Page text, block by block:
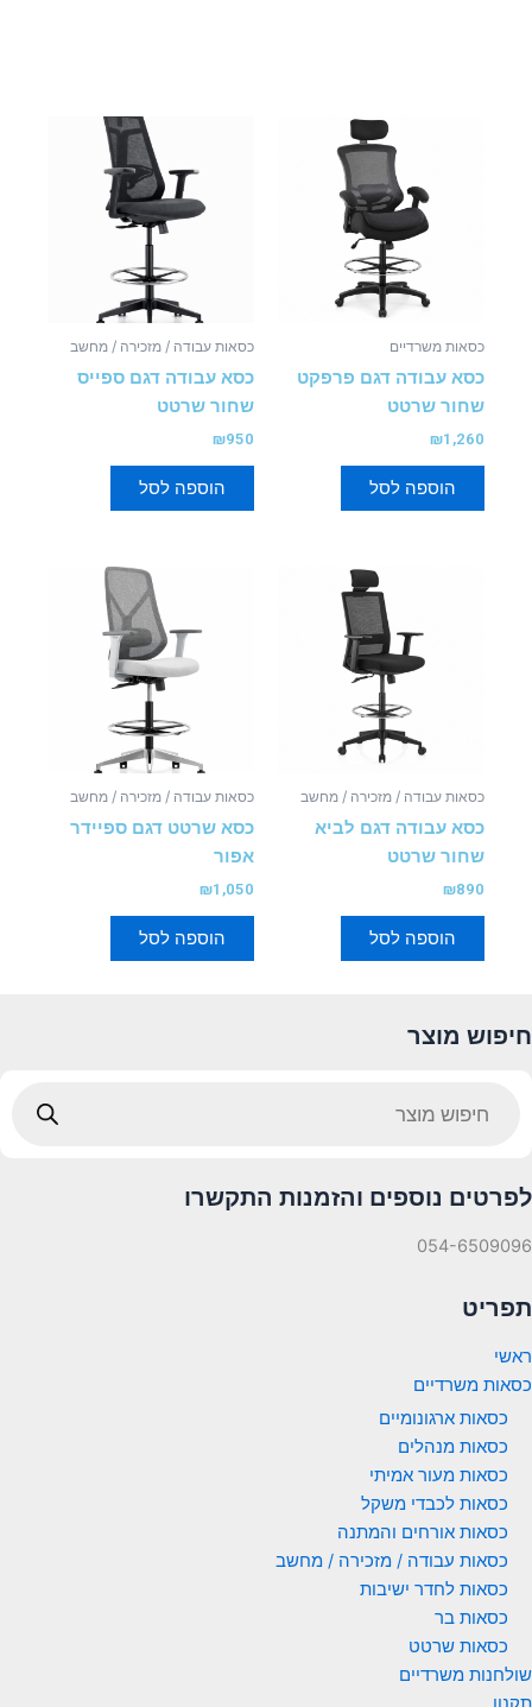
כסאות משרדיים
כסא עבודה דגם פרפקט
שחור שרטט
₪1,260
הוספה לסל
כסאות עבודה / מזכירה / מחשב
כסא עבודה דגם ספייס
שחור שרטט
₪950
הוספה לסל
כסאות עבודה / מזכירה / מחשב
כסא עבודה דגם לביא
שחור שרטט
₪890
הוספה לסל
כסאות עבודה / מזכירה / מחשב
כסא שרטט דגם ספיידר
אפור
₪1,050
הוספה לסל
חיפוש מוצר
לפרטים נוספים והזמנות התקשרו
054-6509096
תפריט
ראשי
כסאות משרדיים
כסאות ארגונומיים
כסאות מנהלים
כסאות מעור אמיתי
כסאות לכבדי משקל
כסאות אורחים והמתנה
כסאות עבודה / מזכירה / מחשב
כסאות לחדר ישיבות
כסאות בר
כסאות שרטט
שולחנות משרדיים